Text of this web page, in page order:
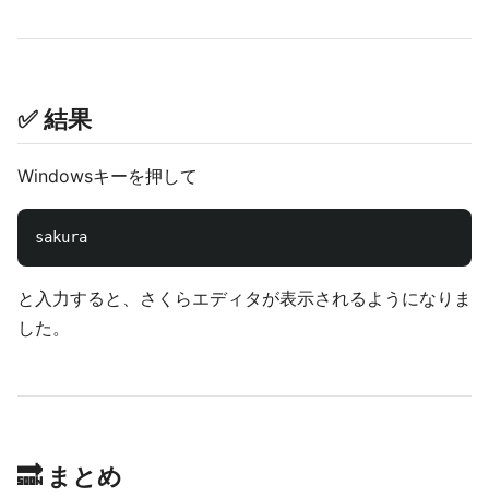
✅ 結果
Windowsキーを押して
と入力すると、さくらエディタが表示されるようになりま
した。
🔜 まとめ